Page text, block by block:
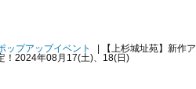
ップアップイベント |
【上杉城址苑】新作ア
！2024年08月17(土)、18(日)